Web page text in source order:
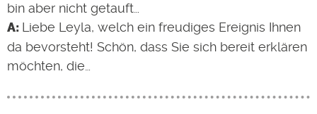
bin aber nicht getauft…
Liebe Leyla, welch ein freudiges Ereignis Ihnen
da bevorsteht! Schön, dass Sie sich bereit erklären
möchten, die…